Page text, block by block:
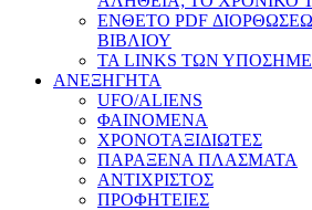
ΕΝΘΕΤΟ PDF
ΒΙΒΛΙΟΥ
ΤΑ LINKS ΤΩΝ
ΑΝΕΞΗΓΗΤΑ
UFO/ALIENS
ΦΑΙΝΟΜΕΝΑ
ΧΡΟΝΟΤΑΞΙΔΙΩΤΕΣ
ΠΑΡΑΞΕΝΑ ΠΛΑΣΜΑΤΑ
ΑΝΤΙΧΡΙΣΤΟΣ
ΠΡΟΦΗΤΕΙΕΣ